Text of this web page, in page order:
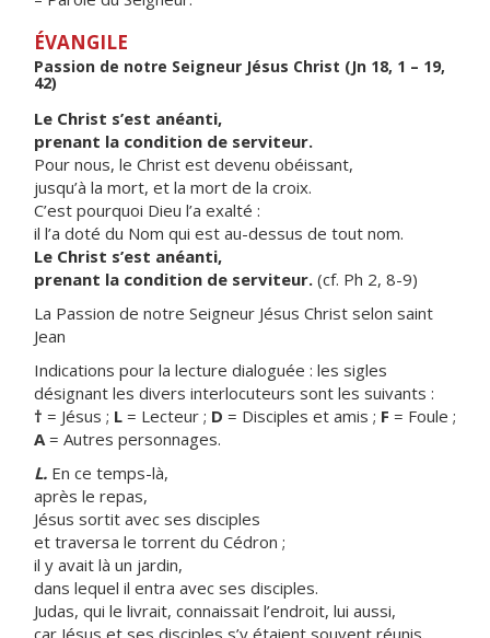
ÉVANGILE
Passion de notre Seigneur Jésus Christ (Jn 18, 1 – 19,
42)
Le Christ s’est anéanti,
prenant la condition de serviteur.
Pour nous, le Christ est devenu obéissant,
jusqu’à la mort, et la mort de la croix.
C’est pourquoi Dieu l’a exalté :
il l’a doté du Nom qui est au-dessus de tout nom.
Le Christ s’est anéanti,
prenant la condition de serviteur. (cf. Ph 2, 8-9)
La Passion de notre Seigneur Jésus Christ selon saint
Jean
Indications pour la lecture dialoguée : les sigles
désignant les divers interlocuteurs sont les suivants :
† = Jésus ; L = Lecteur ; D = Disciples et amis ; F = Foule ;
A= Autres personnages.
L. En ce temps-là,
après le repas,
Jésus sortit avec ses disciples
et traversa le torrent du Cédron ;
il y avait là un jardin,
dans lequel il entra avec ses disciples.
Judas, qui le livrait, connaissait l’endroit, lui aussi,
car Jésus et ses disciples s’y étaient souvent réunis.